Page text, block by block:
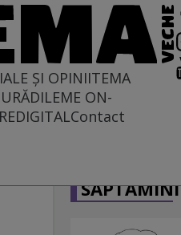
ȘI OPINIITEMA
DILEME ON-
DIGITALContact